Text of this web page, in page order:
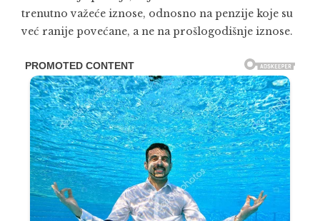
trenutno važeće iznose, odnosno na penzije koje su
već ranije povećane, a ne na prošlogodišnje iznose.